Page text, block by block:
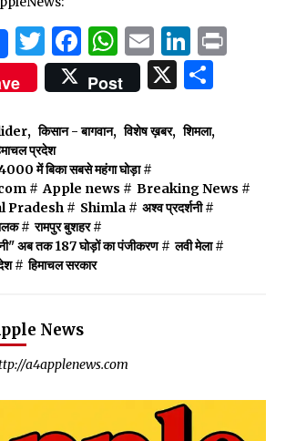
Twitter
Facebook
WhatsApp
Email
Post X
, किसान - बागवान, विशेष ख़बर, शिमला,
प्रदेश
में बिका सबसे महंगा घोड़ा#
# Apple news # Breaking News #
Pradesh# Shimla# अश्व प्रदर्शनी#
# रामपुर बुशहर#
अब तक 187 घोड़ों का पंजीकरण# लवी मेला#
# हिमाचल सरकार
News
a4applenews.com